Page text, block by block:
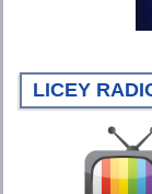
LICEY